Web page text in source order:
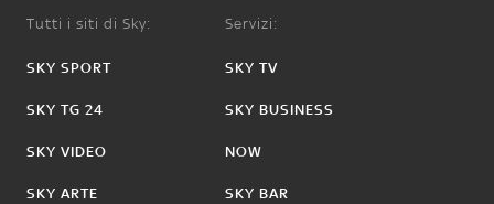
Tutti i siti di Sky:
SKY SPORT
SKY TG 24
SKY VIDEO
SKY ARTE
Servizi:
SKY TV
SKY BUSINESS
NOW
SKY BAR